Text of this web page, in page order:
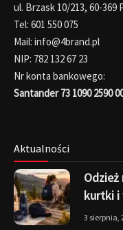
ul. Brzask 10/213, 60-369
Tel: 601 550 075
Mail: info@4brand.pl
NIP: 782 132 67 23
Nr konta bankowego:
Santander 73 1090 2590
Aktualności
kurtki i
3 sierpnia,